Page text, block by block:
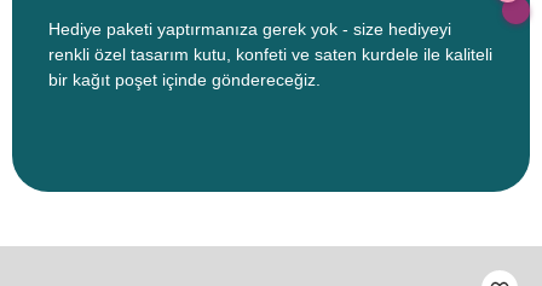
Hediye paketi yaptırmanıza gerek yok - size hediyeyi
renkli özel tasarım kutu, konfeti ve saten kurdele ile kaliteli
bir kağıt poşet içinde göndereceğiz.